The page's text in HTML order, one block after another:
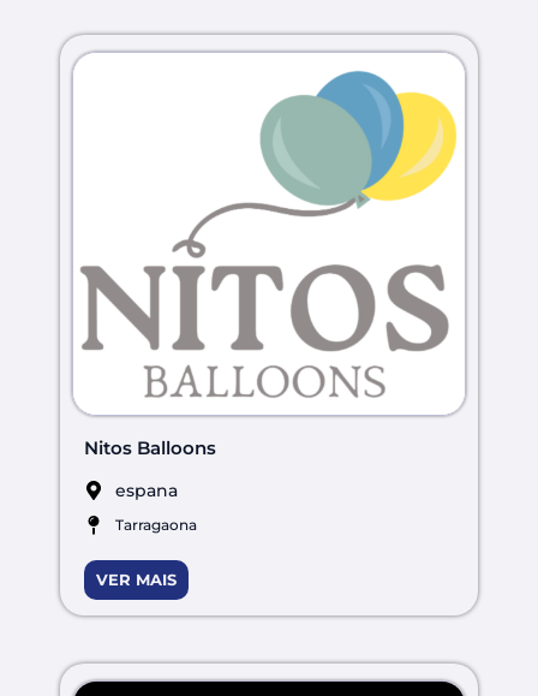
Nitos Balloons
espana
Tarragaona
VER MAIS